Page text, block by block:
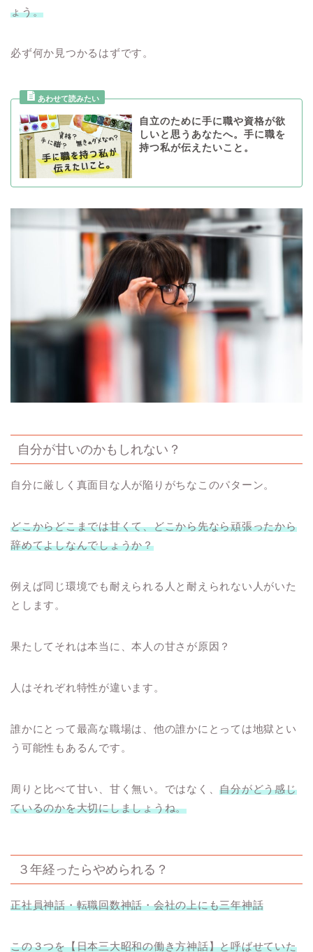
ょう。
必ず何か見つかるはずです。
自立のために手に職や資格が欲
しいと思うあなたへ。手に職を
持つ私が伝えたいこと。
自分が甘いのかもしれない？
自分に厳しく真面目な人が陥りがちなこのパターン。
どこからどこまでは甘くて、どこから先なら頑張ったから
辞めてよしなんでしょうか？
例えば同じ環境でも耐えられる人と耐えられない人がいた
とします。
果たしてそれは本当に、本人の甘さが原因？
人はそれぞれ特性が違います。
誰かにとって最高な職場は、他の誰かにとっては地獄とい
う可能性もあるんです。
周りと比べて甘い、甘く無い。ではなく、自分がどう感じ
ているのかを大切にしましょうね。
３年経ったらやめられる？
正社員神話・転職回数神話・会社の上にも三年神話
この３つを【日本三大昭和の働き方神話】と呼ばせていた